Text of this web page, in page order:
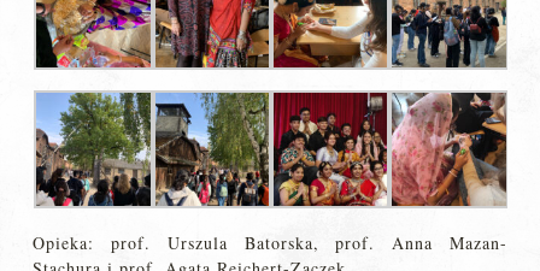
Opieka: prof. Urszula Batorska, prof. Anna Mazan-